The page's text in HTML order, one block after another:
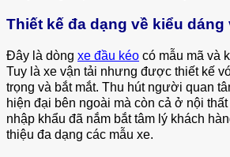
Thiết kế đa dạng về kiểu dáng
Đây là dòng xe đầu kéo có mẫu mã và
Tuy là xe vận tải nhưng được thiết kế
trọng và bắt mắt. Thu hút người quan
hiện đại bên ngoài mà còn cả ở nội
nhập khẩu đã nắm bắt tâm lý khách
thiệu đa dạng các mẫu xe.